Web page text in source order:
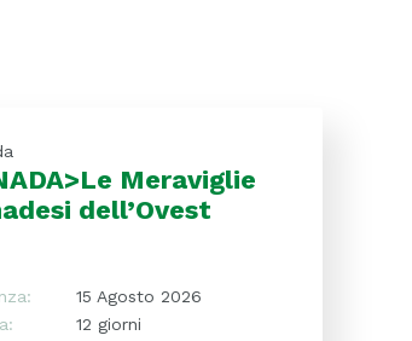
Meraviglie
dell’Ovest
15 Agosto 2026
12 giorni